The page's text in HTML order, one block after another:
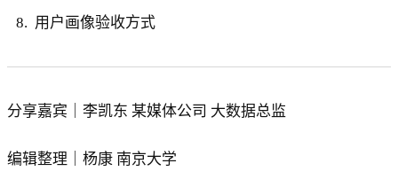
用户画像验收方式
分享嘉宾｜李凯东 某媒体公司 大数据总监
编辑整理｜杨康 南京大学